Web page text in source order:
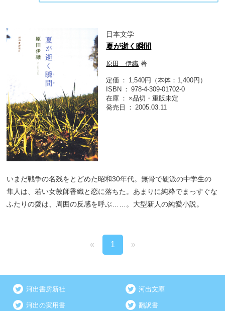
日本文学
夏が逝く瞬間
原田 伊織 著
定価
1,540円（本体：1,400円）
ISBN
978-4-309-01702-0
在庫
×品切・重版未定
発売日
2005.03.11
いまだ戦争の名残をとどめた昭和30年代。無骨で硬派の中学生の
隼人は、若い女教師香織と恋に落ちた。あまりに純粋でまっすぐな
ふたりの愛は、周囲の反感を呼ぶ……。大型新人の純愛小説。
« 1 »
河出書房新社 河出文庫
河出の実用書 翻訳書